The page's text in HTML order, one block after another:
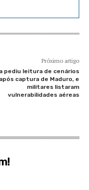
Próximo artigo
pediu leitura de cenários
após captura de Maduro, e
militares listaram
vulnerabilidades aéreas